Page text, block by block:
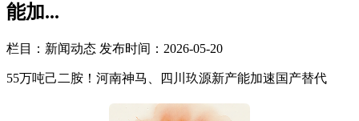
能加...
栏目：新闻动态 发布时间：2026-05-20
55万吨己二胺！河南神马、四川玖源新产能加速国产替代